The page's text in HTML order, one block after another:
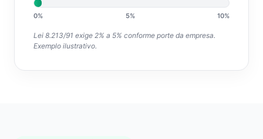
0% 5% 10%
Lei 8.213/91 exige 2% a 5% conforme porte da empresa.
Exemplo ilustrativo.